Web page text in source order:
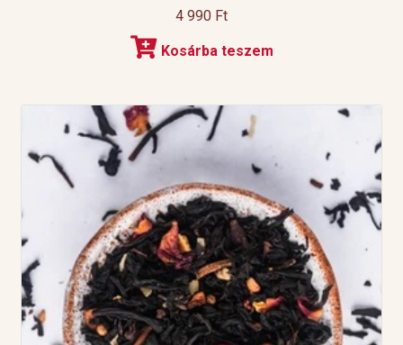
4 990 Ft
Kosárba teszem